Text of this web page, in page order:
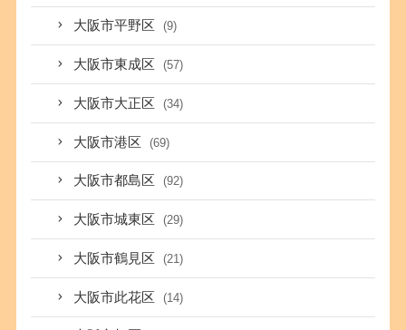
大阪市平野区 (9)
大阪市東成区 (57)
大阪市大正区 (34)
大阪市港区 (69)
大阪市都島区 (92)
大阪市城東区 (29)
大阪市鶴見区 (21)
大阪市此花区 (14)